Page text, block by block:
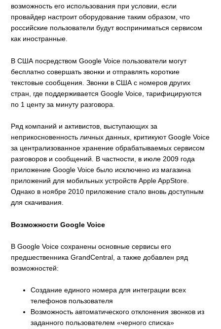
возможность его использования при условии, если
провайдер настроит оборудование таким образом, что
российские пользователи будут восприниматься сервисом
как иностранные.
В США посредством Google Voice пользователи могут
бесплатно совершать звонки и отправлять короткие
текстовые сообщения. Звонки в США с номеров других
стран, где поддерживается Google Voice, тарифицируются
по 1 центу за минуту разговора.
Ряд компаний и активистов, выступающих за
неприкосновенность личных данных, критикуют Google Voice
за централизованное хранение обрабатываемых сервисом
разговоров и сообщений. В частности, в июле 2009 года
приложение Google Voice было исключено из магазина
приложений для мобильных устройств Apple AppStore.
Однако в ноябре 2010 приложение стало вновь доступным
для скачивания.
Возможности Google Voice
В Google Voice сохранены основные сервисы его
предшественника GrandCentral, а также добавлен ряд
возможностей:
Создание единого номера для интеграции всех
телефонов пользователя
Возможность автоматического отклонения звонков из
заданного пользователем «черного списка»